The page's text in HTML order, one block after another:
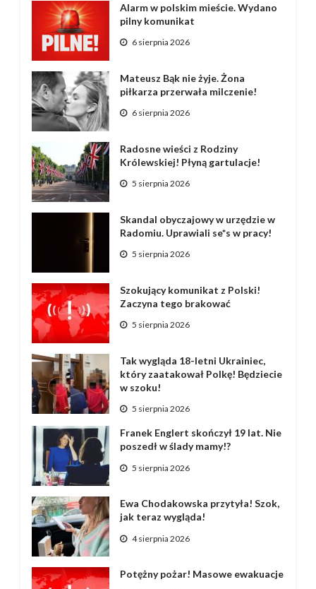
Alarm w polskim mieście. Wydano
pilny komunikat
6 sierpnia 2026
Mateusz Bąk nie żyje. Żona
piłkarza przerwała milczenie!
6 sierpnia 2026
Radosne wieści z Rodziny
Królewskiej! Płyną gartulacje!
5 sierpnia 2026
Skandal obyczajowy w urzędzie w
Radomiu. Uprawiali se*s w pracy!
5 sierpnia 2026
Szokujący komunikat z Polski!
Zaczyna tego brakować
5 sierpnia 2026
Tak wygląda 18-letni Ukrainiec,
który zaatakował Polkę! Będziecie
w szoku!
5 sierpnia 2026
Franek Englert skończył 19 lat. Nie
poszedł w ślady mamy!?
5 sierpnia 2026
Ewa Chodakowska przytyła! Szok,
jak teraz wygląda!
4 sierpnia 2026
Potężny pożar! Masowe ewakuacje